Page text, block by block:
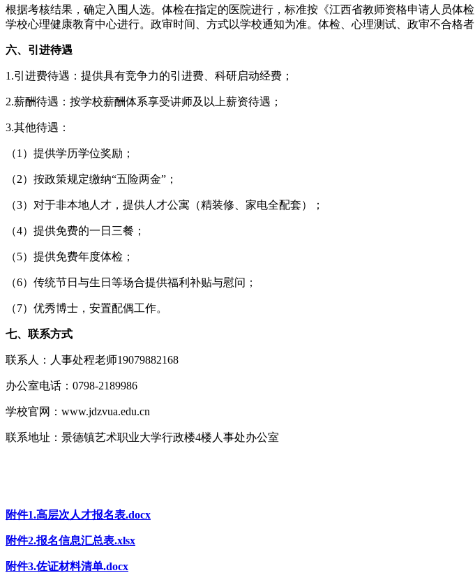
根据考核结果，确定入围人选。体检在指定的医院进行，标准按《江西省教师资格申请人员体
学校心理健康教育中心进行。政审时间、方式以学校通知为准。体检、心理测试、政审不合格者
六、引进待遇
1.引进费待遇：提供具有竞争力的引进费、科研启动经费；
2.薪酬待遇：按学校薪酬体系享受讲师及以上薪资待遇；
3.其他待遇：
（1）提供学历学位奖励；
（2）按政策规定缴纳“五险两金”；
（3）对于非本地人才，提供人才公寓（精装修、家电全配套）；
（4）提供免费的一日三餐；
（5）提供免费年度体检；
（6）传统节日与生日等场合提供福利补贴与慰问；
（7）优秀博士，安置配偶工作。
七、联系方式
联系人：人事处程老师19079882168
办公室电话：0798-2189986
学校官网：www.jdzvua.edu.cn
联系地址：景德镇艺术职业大学行政楼4楼人事处办公室
附件1.高层次人才报名表.docx
附件2.报名信息汇总表.xlsx
附件3.佐证材料清单.docx